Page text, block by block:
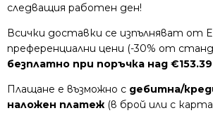
следващия работен ден!
Всички доставки се изпълняват от
преференциални цени (-30% от
безплатно при поръчка над
Плащане е възможно с дебитна/
наложен платеж (в брой или с